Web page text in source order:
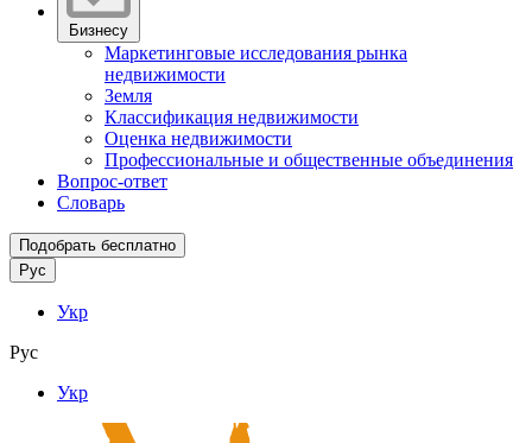
Бизнесу
Маркетинговые исследования рынка
недвижимости
Земля
Классификация недвижимости
Оценка недвижимости
Профессиональные и общественные объединения
Вопрос-ответ
Словарь
Подобрать бесплатно
Рус
Укр
Рус
Укр